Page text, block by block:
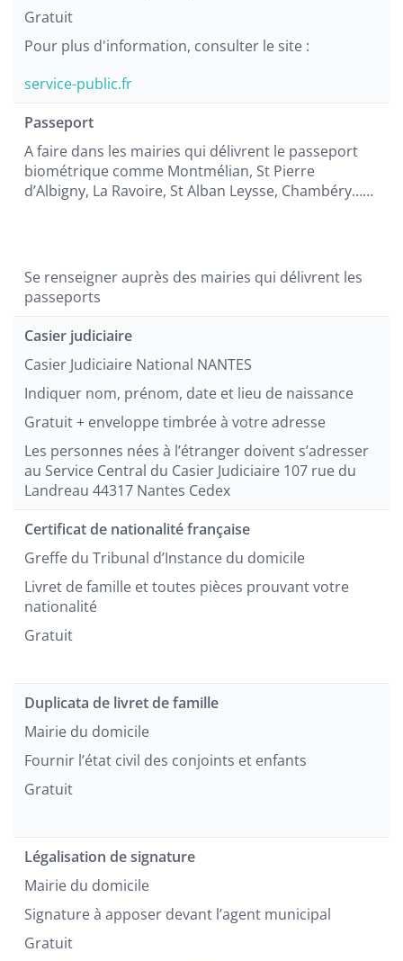
Gratuit
Pour plus d'information, consulter le site :
service-public.fr
Passeport
A faire dans les mairies qui délivrent le passeport
biométrique comme Montmélian, St Pierre
d’Albigny, La Ravoire, St Alban Leysse, Chambéry……
Se renseigner auprès des mairies qui délivrent les
passeports
Casier judiciaire
Casier Judiciaire National NANTES
Indiquer nom, prénom, date et lieu de naissance
Gratuit + enveloppe timbrée à votre adresse
Les personnes nées à l’étranger doivent s’adresser
au Service Central du Casier Judiciaire 107 rue du
Landreau 44317 Nantes Cedex
Certificat de nationalité française
Greffe du Tribunal d’Instance du domicile
Livret de famille et toutes pièces prouvant votre
nationalité
Gratuit
Duplicata de livret de famille
Mairie du domicile
Fournir l’état civil des conjoints et enfants
Gratuit
Légalisation de signature
Mairie du domicile
Signature à apposer devant l’agent municipal
Gratuit